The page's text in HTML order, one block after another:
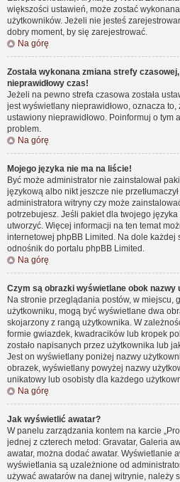
większości ustawień, może zostać
użytkowników. Jeżeli nie jesteś
dobry moment, by się zarejestrować.
Na górę
Została wykonana zmiana strefy
nieprawidłowy czas!
Jeżeli na pewno strefa czasowa została
jest wyświetlany nieprawidłowo, oznacza
ustawiony nieprawidłowo. Poinformuj o tym
problem.
Na górę
Mojego języka nie ma na liście!
Być może administrator nie zainstalował
językową albo nikt jeszcze nie
administratora witryny czy może
potrzebujesz. Jeśli pakiet dla twojego
utworzyć. Więcej informacji na ten temat
internetowej phpBB Limited. Na dole każdej
odnośnik do portalu phpBB Limited.
Na górę
Czym są obrazki wyświetlane obok nazwy
Na stronie przeglądania postów, w miejscu,
użytkowniku, mogą być wyświetlane dwa
skojarzony z rangą użytkownika. W
formie gwiazdek, kwadracików lub kropek
zostało napisanych przez użytkownika lub
Jest on wyświetlany poniżej nazwy
obrazek, wyświetlany powyżej nazwy
unikatowy lub osobisty dla każdego
Na górę
Jak wyświetlić awatar?
W panelu zarządzania kontem na karcie
jednej z czterech metod: Gravatar, Galeria
awatar, można dodać awatar. Wyświetlanie
wyświetlania są uzależnione od
używać awatarów na danej witrynie, należy